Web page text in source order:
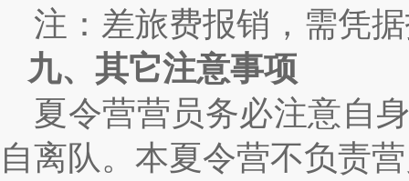
注：差旅费报销，需凭
九、其它注意事项
夏令营营员务必注意自
自离队。本夏令营不负责